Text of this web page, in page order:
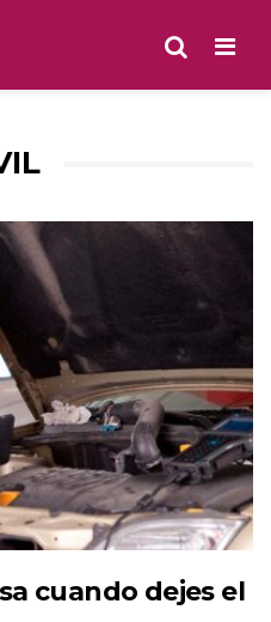
cuando dejes el